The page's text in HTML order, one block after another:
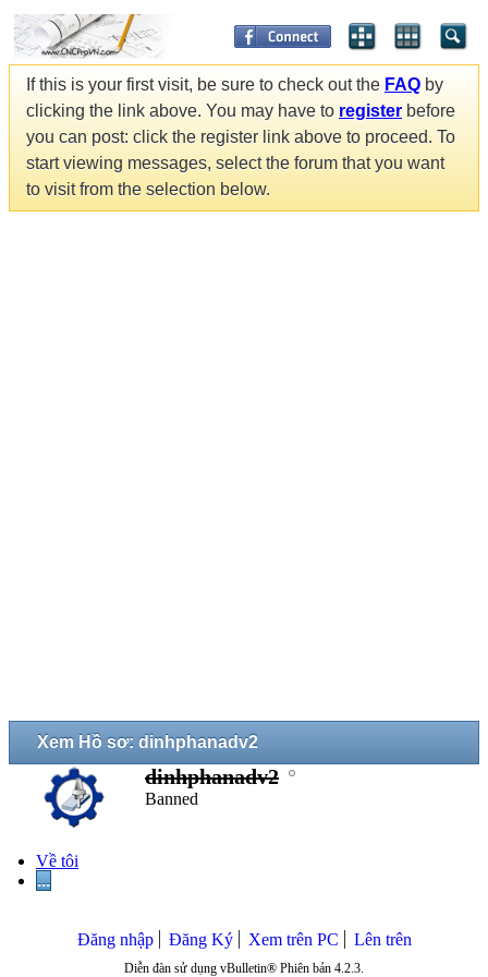
If this is your first visit, be sure to check out the FAQ by
clicking the link above. You may have to register before
you can post: click the register link above to proceed. To
start viewing messages, select the forum that you want
to visit from the selection below.
Xem Hồ sơ: dinhphanadv2
dinhphanadv2
Banned
Về tôi
...
Đăng nhập Đăng Ký Xem trên PC Lên trên
Diễn đàn sử dụng vBulletin® Phiên bản 4.2.3.